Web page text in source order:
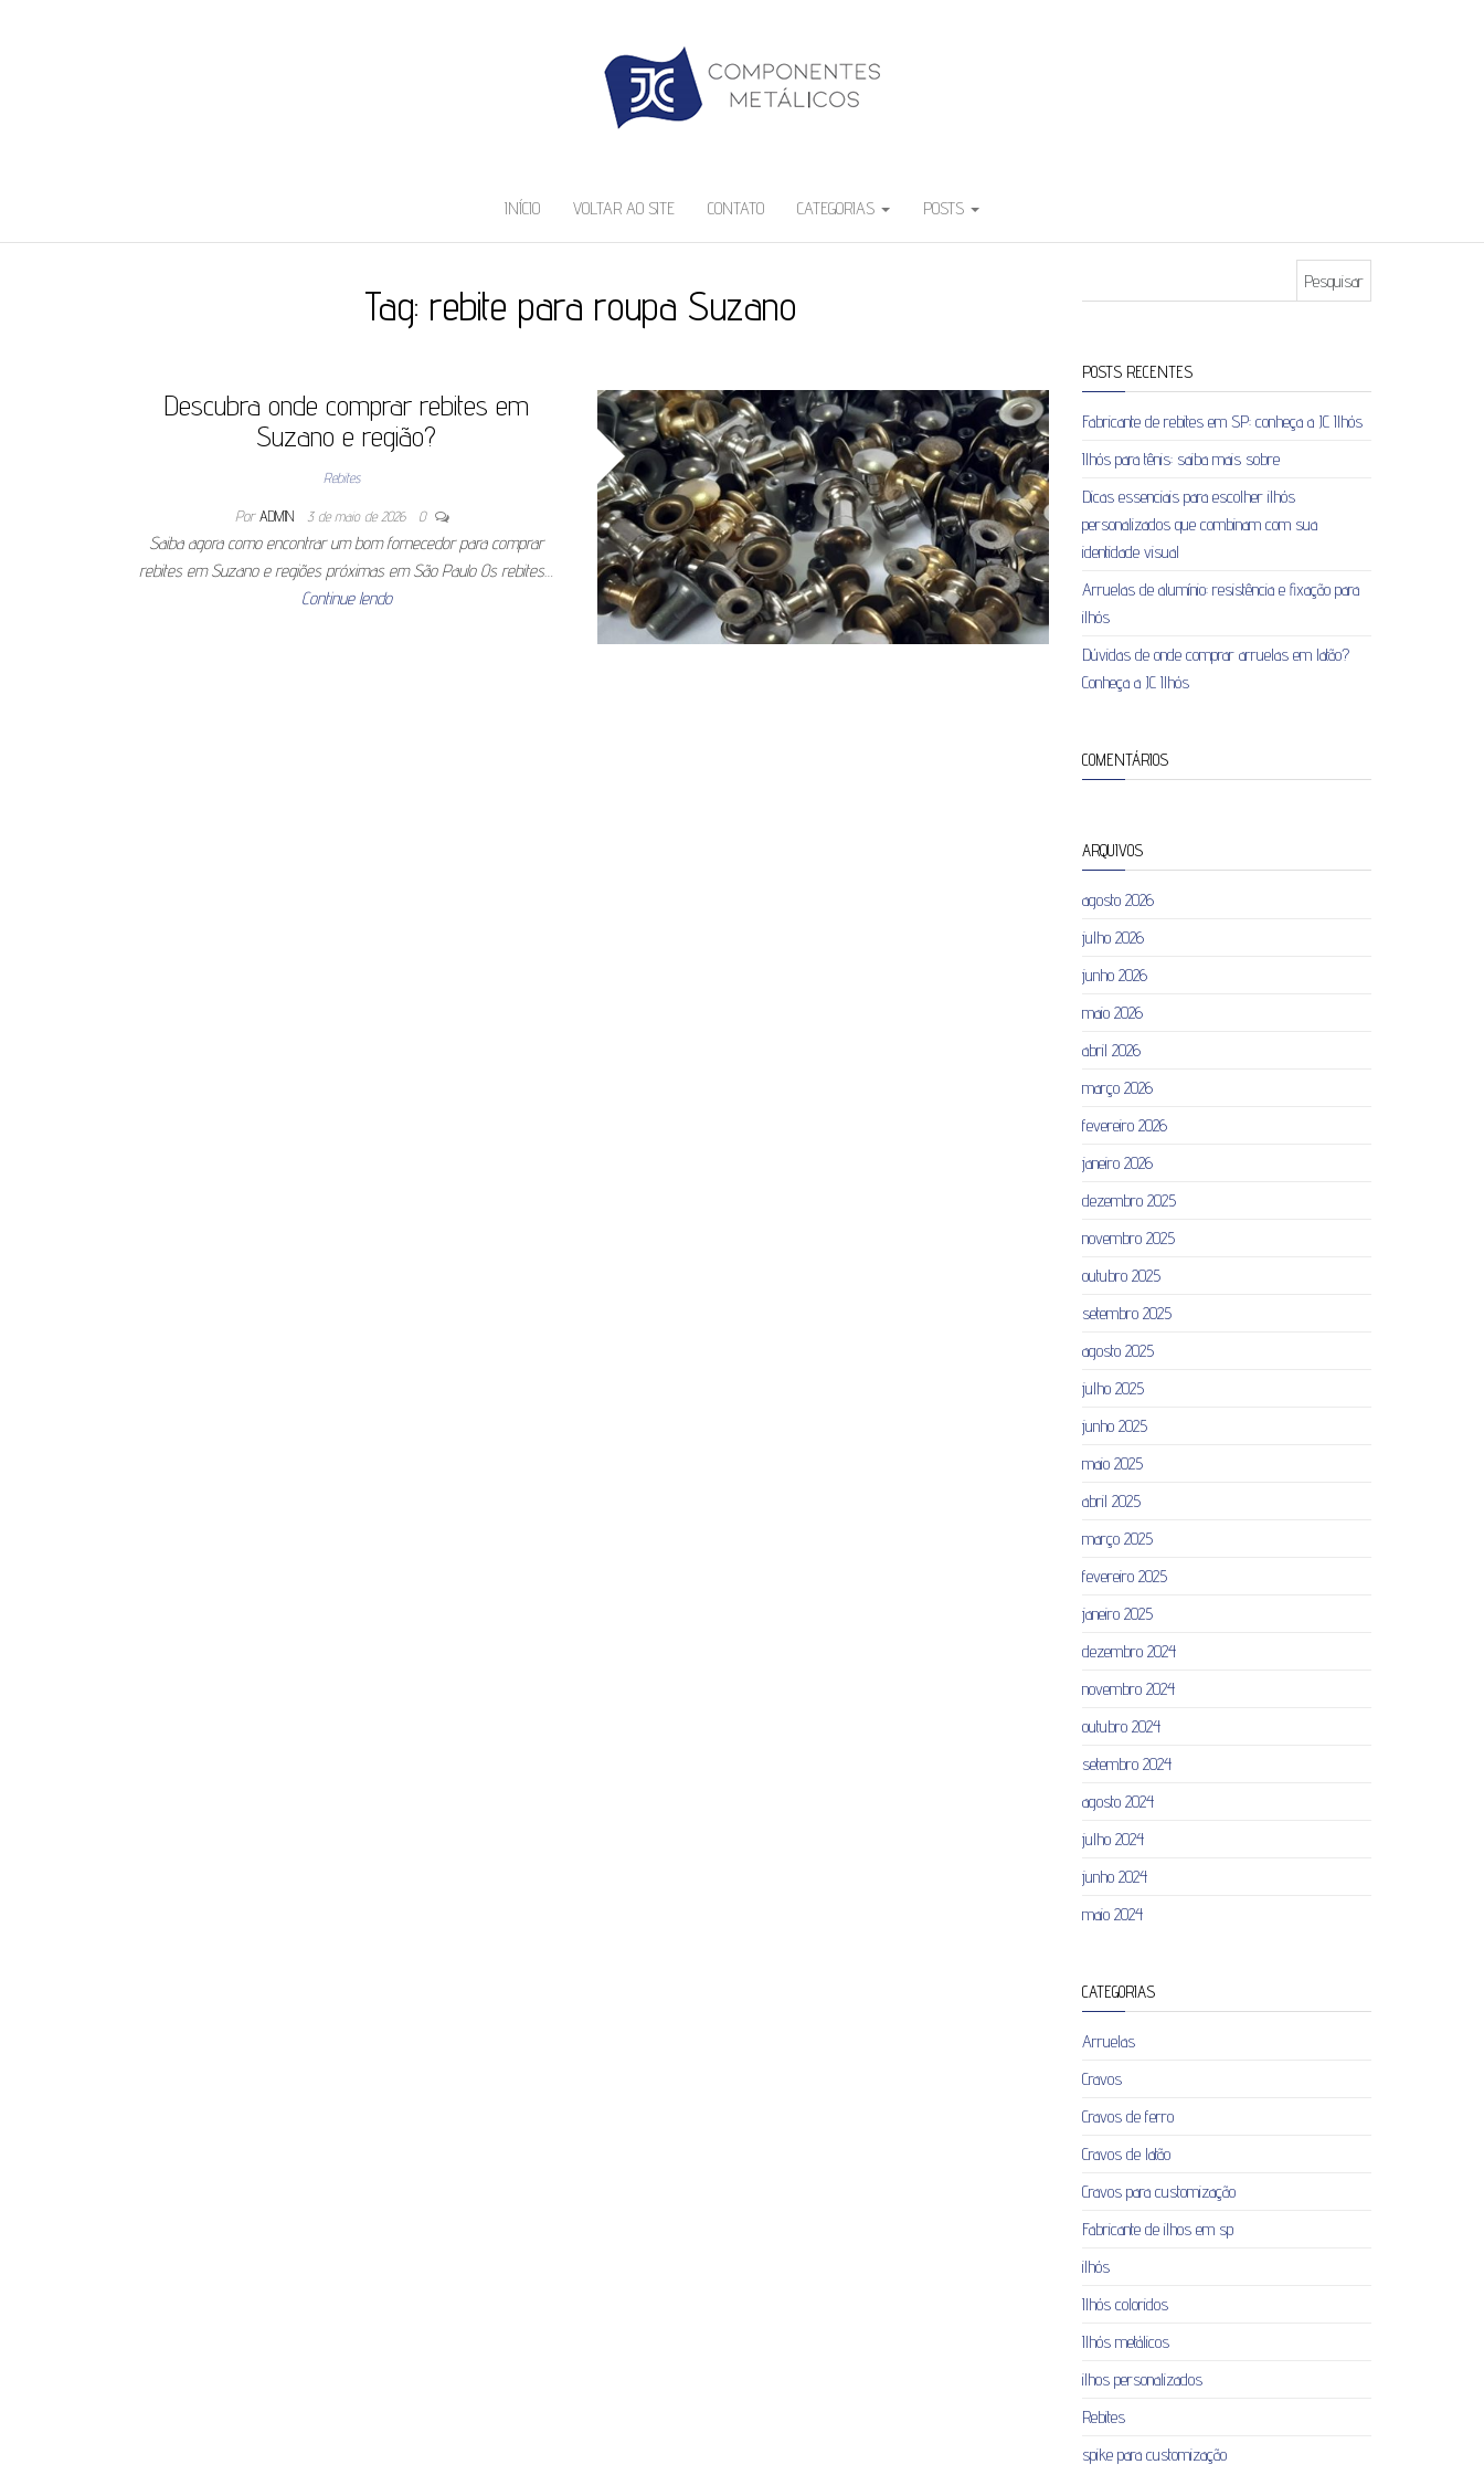
INÍCIO VOLTAR AO SITE CONTATO CATEGORIAS POSTS
Tag: rebite para roupa Suzano
Descubra onde comprar rebites em
Suzano e região?
Rebites
Por ADMIN 3 de maio de 2026 0
Saiba agora como encontrar um bom fornecedor para comprar
rebites em Suzano e regiões próximas em São Paulo Os rebites…
Continue lendo
POSTS RECENTES
Fabricante de rebites em SP: conheça a JC Ilhós
Ilhós para tênis: saiba mais sobre
Dicas essenciais para escolher ilhós
personalizados que combinam com sua
identidade visual
Arruelas de alumínio: resistência e fixação para
ilhós
Dúvidas de onde comprar arruelas em latão?
Conheça a JC Ilhós
COMENTÁRIOS
ARQUIVOS
agosto 2026
julho 2026
junho 2026
maio 2026
abril 2026
março 2026
fevereiro 2026
janeiro 2026
dezembro 2025
novembro 2025
outubro 2025
setembro 2025
agosto 2025
julho 2025
junho 2025
maio 2025
abril 2025
março 2025
fevereiro 2025
janeiro 2025
dezembro 2024
novembro 2024
outubro 2024
setembro 2024
agosto 2024
julho 2024
junho 2024
maio 2024
CATEGORIAS
Arruelas
Cravos
Cravos de ferro
Cravos de latão
Cravos para customização
Fabricante de ilhos em sp
ilhós
Ilhós coloridos
Ilhós metálicos
ilhos personalizados
Rebites
spike para customização